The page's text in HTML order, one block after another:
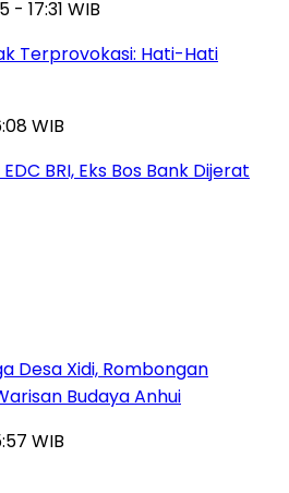
17:31 WIB
Terprovokasi: Hati-Hati
WIB
BRI, Eks Bos Bank Dijerat
Desa Xidi, Rombongan
Budaya Anhui
WIB